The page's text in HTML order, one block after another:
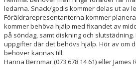
ledarna. Snack/godis kommer delas ut av
Föräldrarepresentanterna kommer
kommer behöva hjälp med fixandet av
på söndag, samt diskning och
uppgifter där det behövs hjälp. Hör av om
behöver kännas till:
Hanna Bernmar (073 678 14 61) eller James